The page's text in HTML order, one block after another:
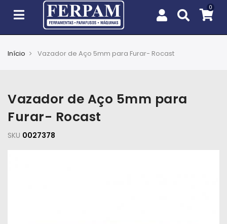
e
Jardim
EPIs
Início Vazador de Aço 5mm para Furar- Rocast
Vazador de Aço 5mm para
Furar- Rocast
SKU 0027378